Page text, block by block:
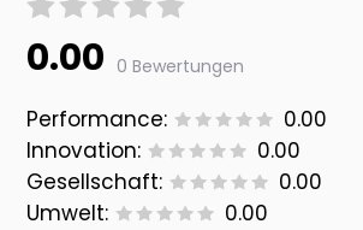
0.00 0 Bewertungen
Performance:
0.00
Innovation:
0.00
Gesellschaft:
0.00
Umwelt:
0.00